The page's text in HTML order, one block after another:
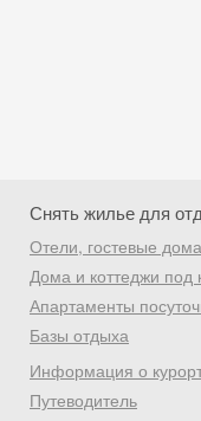
Снять жилье для
Отели, гостевые дома
Дома и коттеджи под
Апартаменты
Базы отдыха
Информация о
Путеводитель
Хочешь